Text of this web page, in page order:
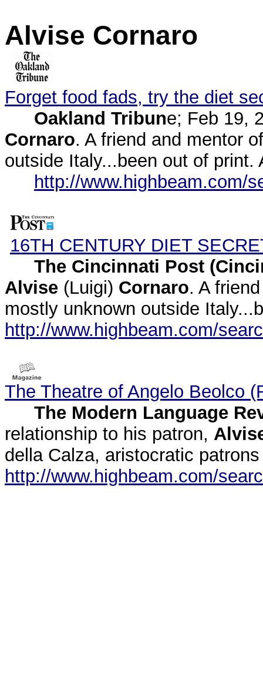
Alvise Cornaro
Forget food fads, try the diet
Oakland Tribune; Feb 19,
Cornaro. A friend and mentor
outside Italy...been out of
http://www.highbeam.com/
16TH CENTURY DIET
The Cincinnati Post
Alvise (Luigi) Cornaro. A
mostly unknown outside
http://www.highbeam.com/
The Theatre of Angelo Beolco
The Modern Language
relationship to his patron,
della Calza, aristocratic
http://www.highbeam.com/